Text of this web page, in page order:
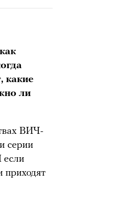
какие
ли
ВИЧ-
серии
если
приходят